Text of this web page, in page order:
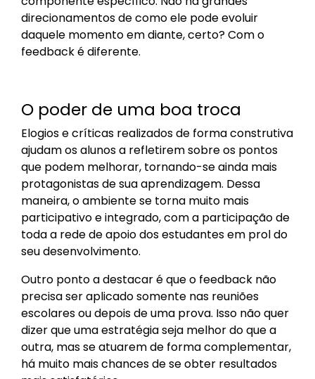
direcionamentos de como ele pode evoluir
daquele momento em diante, certo? Com o
feedback é diferente.
O poder de uma boa troca
Elogios e críticas realizados de forma construtiva
ajudam os alunos a refletirem sobre os pontos
que podem melhorar, tornando-se ainda mais
protagonistas de sua aprendizagem. Dessa
maneira, o ambiente se torna muito mais
participativo e integrado, com a participação de
toda a rede de apoio dos estudantes em prol do
seu desenvolvimento.
Outro ponto a destacar é que o feedback não
precisa ser aplicado somente nas reuniões
escolares ou depois de uma prova. Isso não quer
dizer que uma estratégia seja melhor do que a
outra, mas se atuarem de forma complementar,
há muito mais chances de se obter resultados